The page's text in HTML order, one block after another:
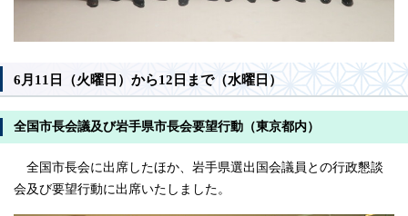
6月11日（火曜日）から12日まで（水曜日）
全国市長会議及び岩手県市長会要望行動（東京都内）
全国市長会に出席したほか、岩手県選出国会議員との行政懇談
会及び要望行動に出席いたしました。